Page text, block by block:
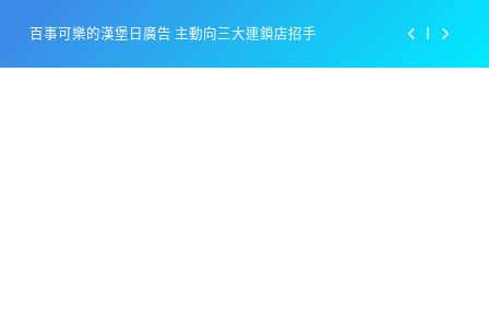
content
百事可樂的漢堡日廣告 主動向三大連鎖店招手